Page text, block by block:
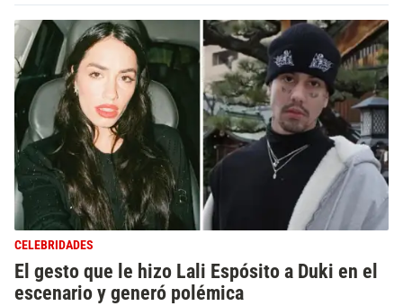
CELEBRIDADES
El gesto que le hizo Lali Espósito a Duki en el
escenario y generó polémica